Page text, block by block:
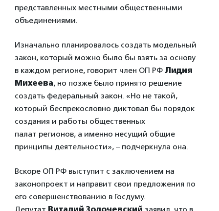
представленных местными общественными
объединениями.
Изначально планировалось создать модельный
закон, который можно было бы взять за основу
в каждом регионе, говорит член ОП РФ Лидия
Михеева, но позже было принято решение
создать федеральный закон. «Но не такой,
который беспрекословно диктовал бы порядок
создания и работы общественных
палат регионов, а именно несущий общие
принципы деятельности», – подчеркнула она.
Вскоре ОП РФ выступит с заключением на
законопроект и направит свои предложения по
его совершенствованию в Госдуму.